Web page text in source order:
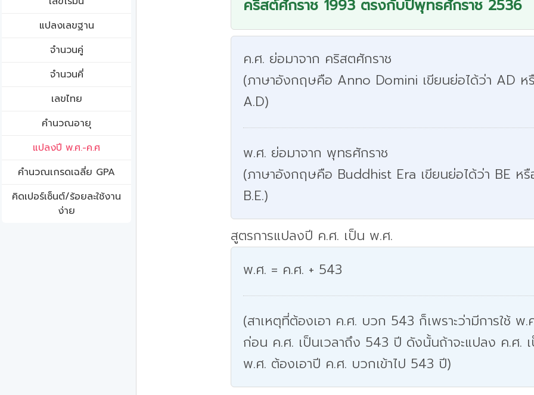
แปลงเลขฐาน
จำนวนคู่
จำนวนคี่
เลขไทย
คำนวณอายุ
แปลงปี พ.ศ.-ค.ศ
คํานวณเกรดเฉลี่ย GPA
คิดเปอร์เซ็นต์/ร้อยละใช้งาน
ง่าย
คริสต์ศักราช 1993 ตรงกับปีพุทธศักราช 2536
ค.ศ. ย่อมาจาก คริสตศักราช
(ภาษาอังกฤษคือ Anno Domini เขียนย่อได้ว่า AD ห
A.D)
พ.ศ. ย่อมาจาก พุทธศักราช
(ภาษาอังกฤษคือ Buddhist Era เขียนย่อได้ว่า BE ห
B.E.)
สูตรการแปลงปี ค.ศ. เป็น พ.ศ.
พ.ศ. = ค.ศ. + 543
(สาเหตุที่ต้องเอา ค.ศ. บวก 543 ก็เพราะว่ามีการใช้ พ.
ก่อน ค.ศ. เป็นเวลาถึง 543 ปี ดังนั้นถ้าจะแปลง ค.ศ.
พ.ศ. ต้องเอาปี ค.ศ. บวกเข้าไป 543 ปี)